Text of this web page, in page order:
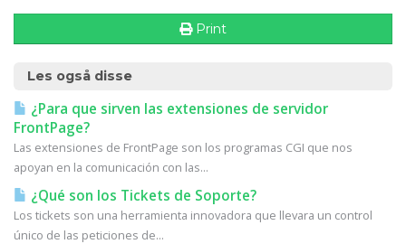
Print
Les også disse
¿Para que sirven las extensiones de servidor
FrontPage?
Las extensiones de FrontPage son los programas CGI que nos
apoyan en la comunicación con las...
¿Qué son los Tickets de Soporte?
Los tickets son una herramienta innovadora que llevara un control
único de las peticiones de...